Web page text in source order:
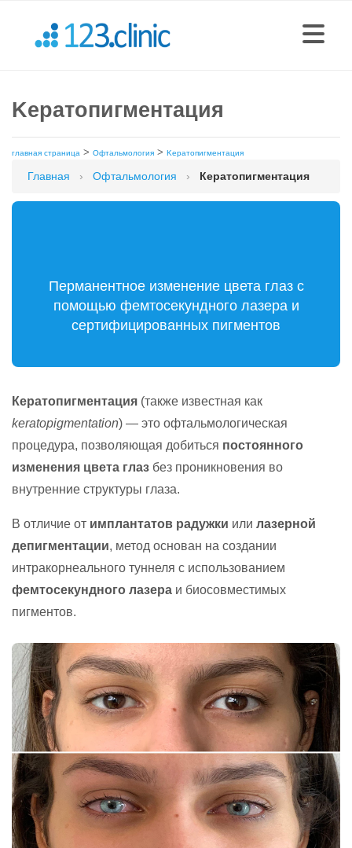
Kератопигментация
главная страница > Офтальмология > Kератопигментация
Главная › Офтальмология › Кератопигментация
Перманентное изменение цвета глаз с
помощью фемтосекундного лазера и
сертифицированных пигментов
Кератопигментация (также известная как
keratopigmentation) — это офтальмологическая
процедура, позволяющая добиться постоянного
изменения цвета глаз без проникновения во
внутренние структуры глаза.
В отличие от имплантатов радужки или лазерной
депигментации, метод основан на создании
интракорнеального туннеля с использованием
фемтосекундного лазера и биосовместимых
пигментов.